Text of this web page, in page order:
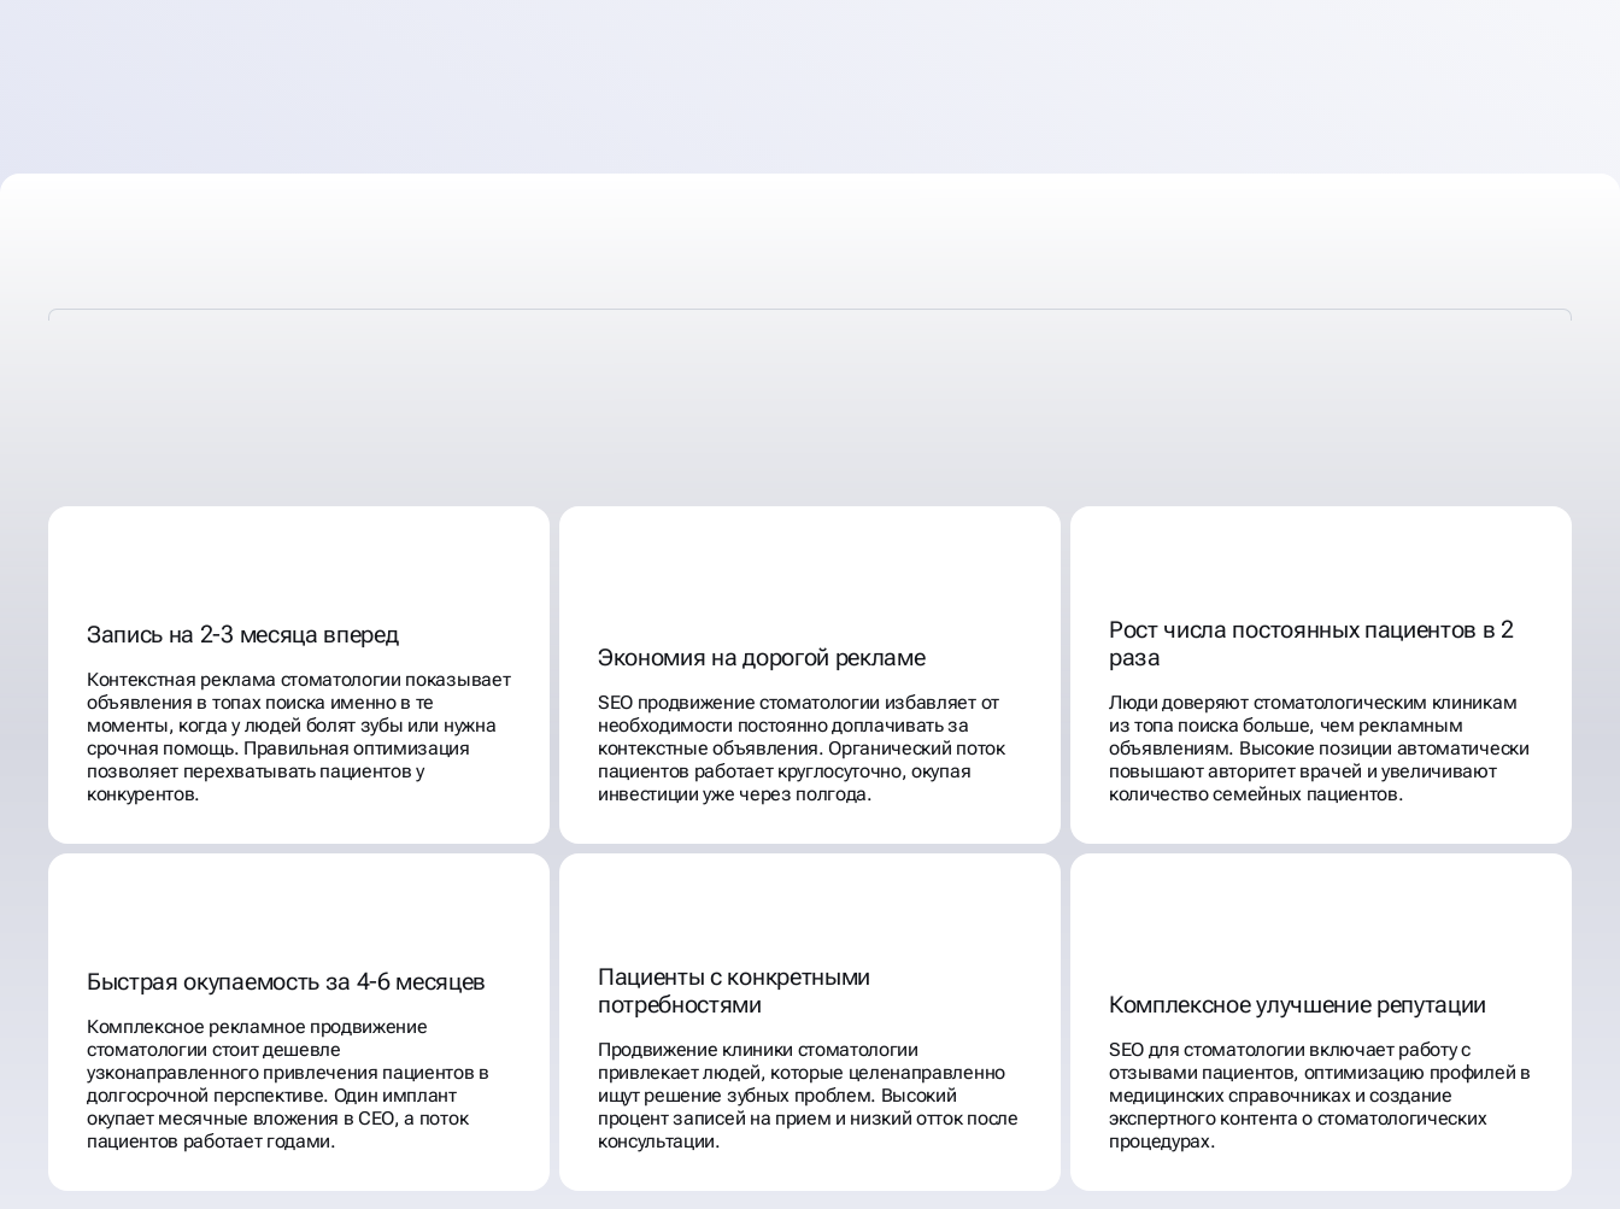
Запись на 2-3 месяца вперед
Контекстная реклама стоматологии показывает
объявления в топах поиска именно в те
моменты, когда у людей болят зубы или нужна
срочная помощь. Правильная оптимизация
позволяет перехватывать пациентов у
конкурентов.
Экономия на дорогой рекламе
SEO продвижение стоматологии избавляет от
необходимости постоянно доплачивать за
контекстные объявления. Органический поток
пациентов работает круглосуточно, окупая
инвестиции уже через полгода.
Рост числа постоянных пациентов в 2
раза
Люди доверяют стоматологическим клиникам
из топа поиска больше, чем рекламным
объявлениям. Высокие позиции автоматически
повышают авторитет врачей и увеличивают
количество семейных пациентов.
Быстрая окупаемость за 4-6 месяцев
Комплексное рекламное продвижение
стоматологии стоит дешевле
узконаправленного привлечения пациентов в
долгосрочной перспективе. Один имплант
окупает месячные вложения в СЕО, а поток
пациентов работает годами.
Пациенты с конкретными
потребностями
Продвижение клиники стоматологии
привлекает людей, которые целенаправленно
ищут решение зубных проблем. Высокий
процент записей на прием и низкий отток после
консультации.
Комплексное улучшение репутации
SEO для стоматологии включает работу с
отзывами пациентов, оптимизацию профилей в
медицинских справочниках и создание
экспертного контента о стоматологических
процедурах.